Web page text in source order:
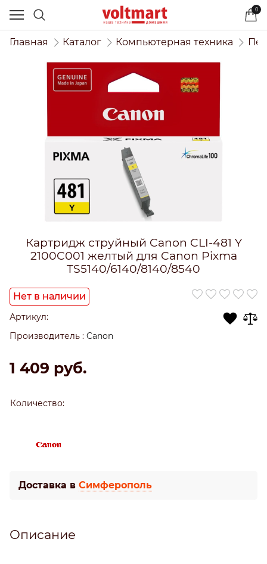
0
Главная Каталог Компьютерная техника
Картридж струйный Canon CLI-481 Y
2100C001 желтый для Canon Pixma
TS5140/6140/8140/8540
Нет в наличии
Артикул:
Производитель : Canon
1 409 руб.
Количество:
Доставка в Симферополь
Описание